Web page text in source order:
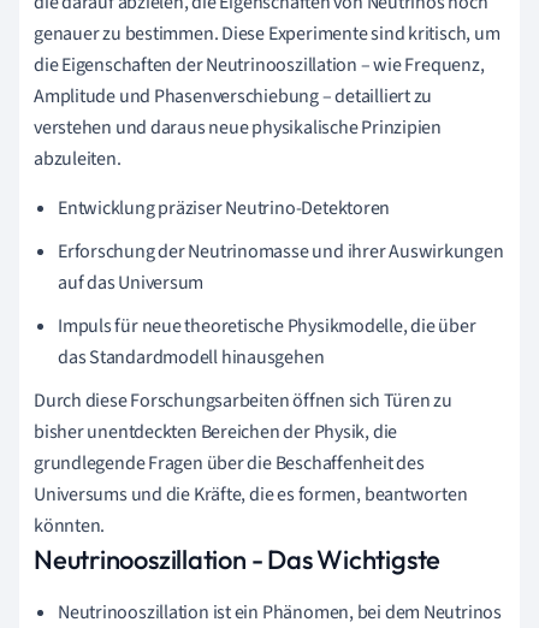
genauer zu bestimmen. Diese Experimente sind kritisch, um
die Eigenschaften der Neutrinooszillation – wie Frequenz,
Amplitude und Phasenverschiebung – detailliert zu
verstehen und daraus neue physikalische Prinzipien
abzuleiten.
Entwicklung präziser Neutrino-Detektoren
Erforschung der Neutrinomasse und ihrer Auswirkungen
auf das Universum
Impuls für neue theoretische Physikmodelle, die über
das Standardmodell hinausgehen
Durch diese Forschungsarbeiten öffnen sich Türen zu
bisher unentdeckten Bereichen der Physik, die
grundlegende Fragen über die Beschaffenheit des
Universums und die Kräfte, die es formen, beantworten
könnten.
Neutrinooszillation - Das Wichtigste
Neutrinooszillation ist ein Phänomen, bei dem Neutrinos